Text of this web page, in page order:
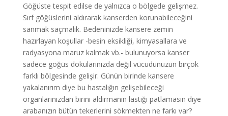
Göğüste tespit edilse de yalnızca o bölgede gelişmez.
Sırf göğüslerini aldırarak kanserden korunabileceğini
sanmak saçmalık. Bedeninizde kansere zemin
hazırlayan koşullar -besin eksikliği, kimyasallara ve
radyasyona maruz kalmak vb.- bulunuyorsa kanser
sadece göğüs dokularınızda değil vücudunuzun birçok
farklı bölgesinde gelişir. Günün birinde kansere
yakalanırım diye bu hastalığın gelişebileceği
organlarınızdan birini aldırmanın lastiği patlamasın diye
arabanızın bütün tekerlerini sökmekten ne farkı var?